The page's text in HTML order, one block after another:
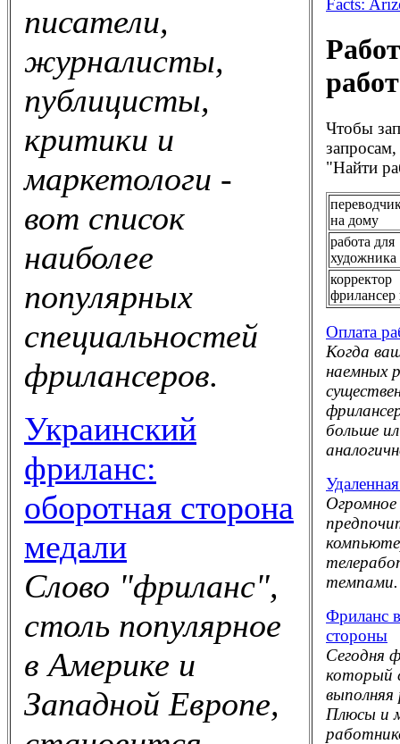
писатели,
журналисты,
публицисты,
критики и
маркетологи -
вот список
наиболее
популярных
специальностей
фрилансеров.
Украинский
фриланс:
оборотная сторона
медали
Слово "фриланс",
столь популярное
в Америке и
Западной Европе,
Чтобы
"Найти
на дому
работа для
художника
корректор
фрилансер
Оплата
Когда
наемных
больше
Огромное
темпами.
Фриланс
стороны
Сегодня
который
выполняя
Плюсы и